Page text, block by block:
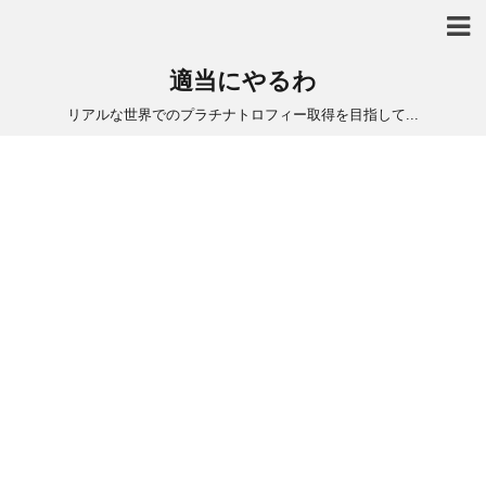
適当にやるわ
リアルな世界でのプラチナトロフィー取得を目指して...